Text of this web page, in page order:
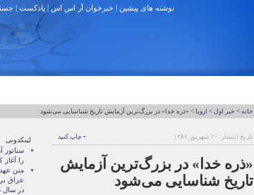
نوشته های پیشین | خبرخوان آر اس اس| پادکست |
خانه > خبر اول > اروپا > «ذره خدا» در بزرگ‌ترین آزمایش تاریخ شناسایی می‌شود
تاریخ انتشار: ۲۰ شهریور ۱۳۸۷ • چاپ کنید
«ذره خدا» در بزرگ‌ترین آزمایش
تاریخ شناسایی می‌شود
لینکدونی
سناتور
را آغاز
متن
عراق بر
در سال 1975